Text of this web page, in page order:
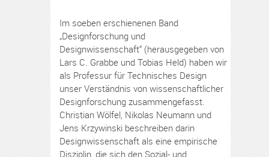
Im soeben erschienenen Band
„Designforschung und
Designwissenschaft“ (herausgegeben von
Lars C. Grabbe und Tobias Held) haben wir
als Professur für Technisches Design
unser Verständnis von wissenschaftlicher
Designforschung zusammengefasst.
Christian Wölfel, Nikolas Neumann und
Jens Krzywinski beschreiben darin
Designwissenschaft als eine empirische
Disziplin, die sich den Sozial- und